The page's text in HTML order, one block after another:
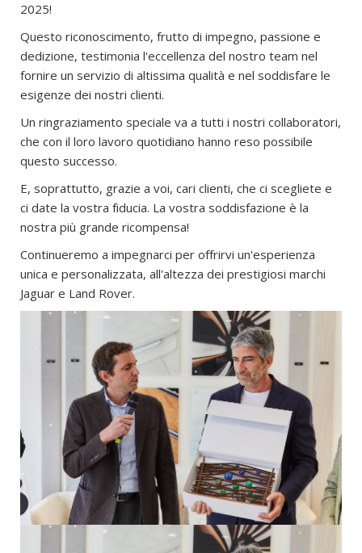
2025!
Questo riconoscimento, frutto di impegno, passione e
dedizione, testimonia l'eccellenza del nostro team nel
fornire un servizio di altissima qualità e nel soddisfare le
esigenze dei nostri clienti.
Un ringraziamento speciale va a tutti i nostri collaboratori,
che con il loro lavoro quotidiano hanno reso possibile
questo successo.
E, soprattutto, grazie a voi, cari clienti, che ci scegliete e
ci date la vostra fiducia. La vostra soddisfazione è la
nostra più grande ricompensa!
Continueremo a impegnarci per offrirvi un'esperienza
unica e personalizzata, all'altezza dei prestigiosi marchi
Jaguar e Land Rover.